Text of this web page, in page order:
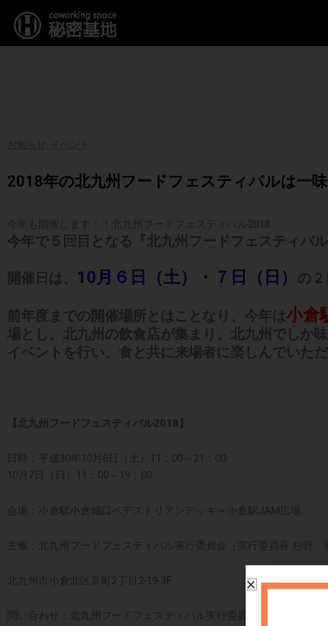
2018年の北九州フードフェスティバルは一味
今年も開催します！！北九州フードフェスティバル2018
今年で５回目となる『北九州フードフェスティバル
開催日は、 10月６日（土）・７日（日） の２
前年度までの開催場所とはことなり、今年は小倉
場とし、北九州の飲食店が集まり、北九州でしか
イベントを行い、食と共に来場者に楽しんでいただ
【北九州フードフェスティバル2018】
日時：平成30年10月6日（土）11：00～21：00
10月7日（日）11：00～19：00
会場：小倉駅小倉城口ペデストリアンデッキ＋小倉駅JAM広場
主催：北九州フードフェスティバル実行委員会（実行委員長 杉野
北九州市小倉北区京町2丁目2-19-3F
問い合わせ：北九州フードフェスティバル実行委員会事務局（